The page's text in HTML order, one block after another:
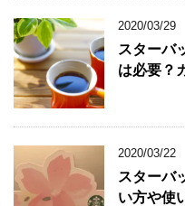
2020/03/29
スターバ
は必要？
2020/03/22
スターバ
い方や使